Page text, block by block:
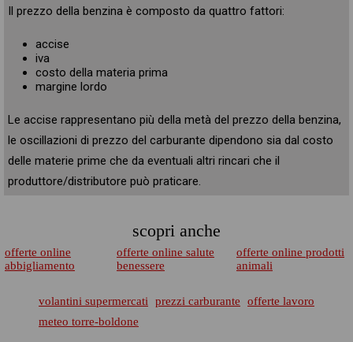
Il prezzo della benzina è composto da quattro fattori:
accise
iva
costo della materia prima
margine lordo
Le accise rappresentano più della metà del prezzo della benzina,
le oscillazioni di prezzo del carburante dipendono sia dal costo
delle materie prime che da eventuali altri rincari che il
produttore/distributore può praticare.
scopri anche
offerte online
abbigliamento
offerte online salute
benessere
offerte online prodotti
animali
volantini supermercati prezzi carburante
offerte lavoro
meteo torre-boldone